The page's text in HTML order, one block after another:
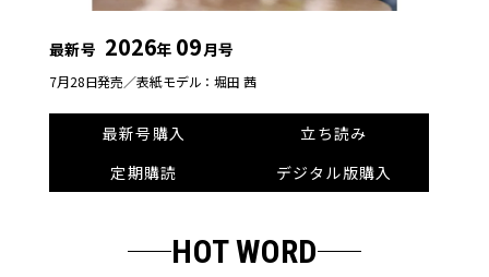
最新号 2026年 09月号
7月28日発売／表紙モデル：堀田 茜
最新号購入
立ち読み
定期購読
デジタル版購入
HOT WORD